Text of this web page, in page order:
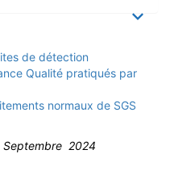
de détection
Qualité pratiqués par
normaux de SGS
Septembre 2024